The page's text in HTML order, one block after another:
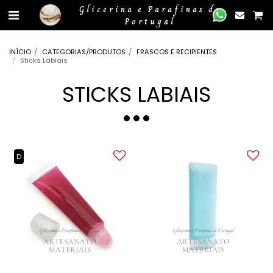
gtag('event', 'compra_finalizada', { //});
Glicerina e Parafinas de
Portugal
INÍCIO CATEGORIAS/PRODUTOS
FRASCOS E RECIPIENTES
Sticks Labiais
STICKS LABIAIS
D